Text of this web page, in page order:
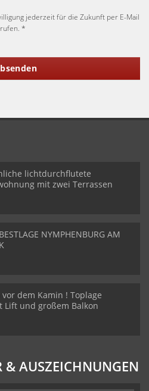
jederzeit für die Zukunft per E-Mail
*
lichtdurchflutete
mit zwei Terrassen
NYMPHENBURG AM
dem Kamin ! Toplage
Lift und großem Balkon
& AUSZEICHNUNGEN